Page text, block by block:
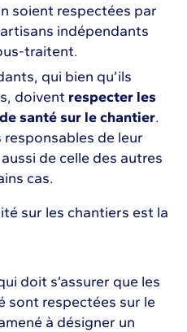
soient respectées par
indépendants
traitent.
qui bien qu’ils
doivent respecter les
santé sur le chantier.
de leur
de celle des autres
cas.
sur les chantiers est la
doit s’assurer que les
sont respectées sur le
à désigner un